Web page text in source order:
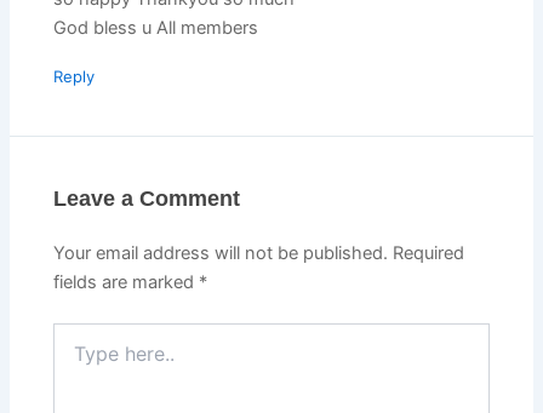
God bless u All members
Reply
Leave a Comment
Your email address will not be published. Required
fields are marked *
here..